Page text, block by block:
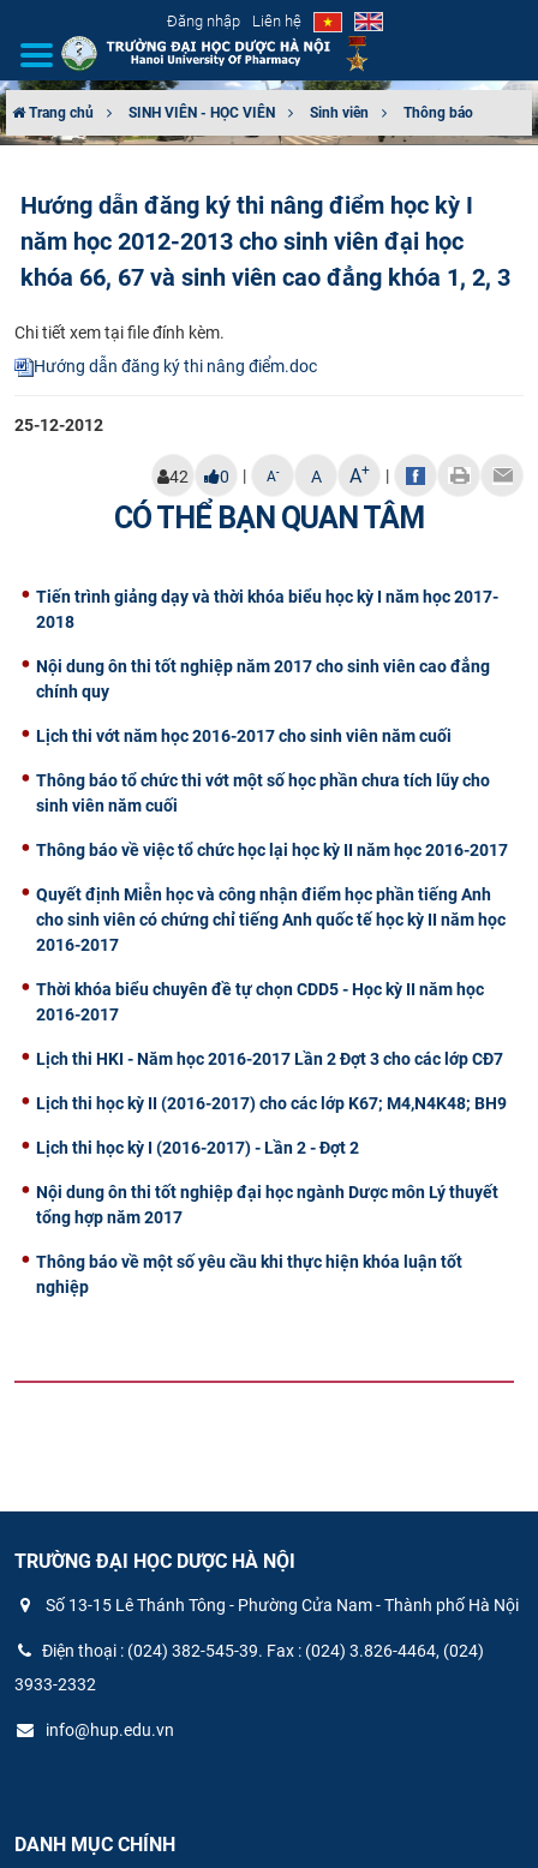
Đăng nhập Liên hệ
CƠ CẤU TỔ CHỨC
TUYỂN SINH
ĐÀO TẠO
Trang chủ SINH VIÊN - HỌC VIÊN Sinh viên Thông báo
Hướng dẫn đăng ký thi nâng điểm học kỳ I
năm học 2012-2013 cho sinh viên đại học
khóa 66, 67 và sinh viên cao đẳng khóa 1, 2, 3
Chi tiết xem tại file đính kèm.
Hướng dẫn đăng ký thi nâng điểm.doc
25-12-2012
42 0 | A- A A+ |
CÓ THỂ BẠN QUAN TÂM
Tiến trình giảng dạy và thời khóa biểu học kỳ I năm học 2017-
2018
Nội dung ôn thi tốt nghiệp năm 2017 cho sinh viên cao đẳng
chính quy
Lịch thi vớt năm học 2016-2017 cho sinh viên năm cuối
Thông báo tổ chức thi vớt một số học phần chưa tích lũy cho
sinh viên năm cuối
Thông báo về việc tổ chức học lại học kỳ II năm học 2016-2017
Quyết định Miễn học và công nhận điểm học phần tiếng Anh
cho sinh viên có chứng chỉ tiếng Anh quốc tế học kỳ II năm học
2016-2017
Thời khóa biểu chuyên đề tự chọn CDD5 - Học kỳ II năm học
2016-2017
Lịch thi HKI - Năm học 2016-2017 Lần 2 Đợt 3 cho các lớp CĐ7
Lịch thi học kỳ II (2016-2017) cho các lớp K67; M4,N4K48; BH9
Lịch thi học kỳ I (2016-2017) - Lần 2 - Đợt 2
Nội dung ôn thi tốt nghiệp đại học ngành Dược môn Lý thuyết
tổng hợp năm 2017
Thông báo về một số yêu cầu khi thực hiện khóa luận tốt
nghiệp
TRƯỜNG ĐẠI HỌC DƯỢC HÀ NỘI
Số 13-15 Lê Thánh Tông - Phường Cửa Nam - Thành phố Hà Nội
Điện thoại : (024) 382-545-39. Fax : (024) 3.826-4464, (024)
3933-2332
info@hup.edu.vn
DANH MỤC CHÍNH